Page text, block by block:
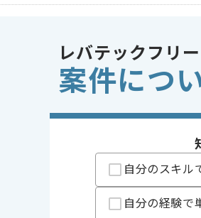
レバテックフリ
案件につ
自分のスキル
自分の経験で